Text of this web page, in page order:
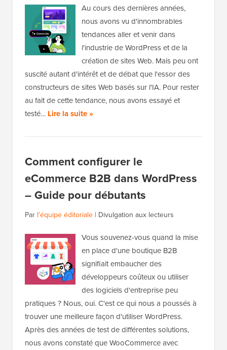
Au cours des dernières années,
nous avons vu d'innombrables
tendances aller et venir dans
l'industrie de WordPress et de la
création de sites Web. Mais peu ont
suscité autant d'intérêt et de débat que l'essor des
constructeurs de sites Web basés sur l'IA. Pour rester
au fait de cette tendance, nous avons essayé et
testé… Lire la suite »
Comment configurer le
eCommerce B2B dans WordPress
– Guide pour débutants
Par l'équipe éditoriale | Divulgation aux lecteurs
Vous souvenez-vous quand la mise
en place d'une boutique B2B
signifiait embaucher des
développeurs coûteux ou utiliser
des logiciels d'entreprise peu
pratiques ? Nous, oui. C'est ce qui nous a poussés à
trouver une meilleure façon d'utiliser WordPress.
Après des années de test de différentes solutions,
nous avons constaté que WooCommerce avec